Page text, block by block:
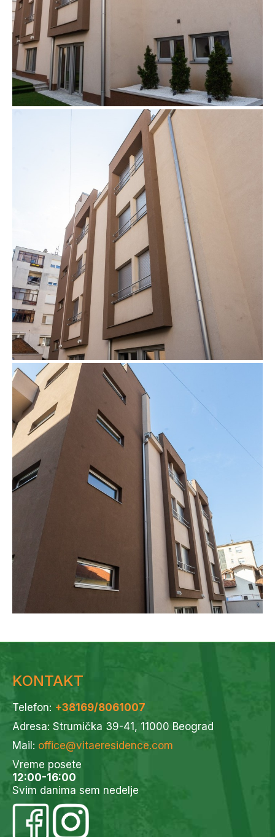
KONTAKT
Telefon: +38169/8061007
Adresa: Strumička 39-41, 11000 Beograd
Mail: office@vitaeresidence.com
Vreme posete
12:00-16:00
Svim danima sem nedelje